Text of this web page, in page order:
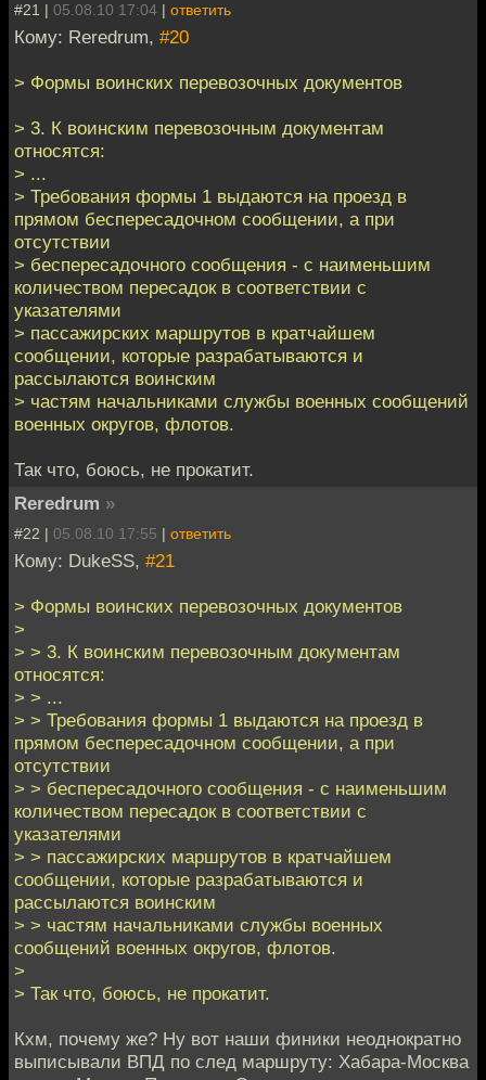
#21 | 05.08.10 17:04 | ответить
Кому: Reredrum, #20
> Формы воинских перевозочных документов
> 3. К воинским перевозочным документам
относятся:
> ...
> Требования формы 1 выдаются на проезд в
прямом беспересадочном сообщении, а при
отсутствии
> беспересадочного сообщения - с наименьшим
количеством пересадок в соответствии с
указателями
> пассажирских маршрутов в кратчайшем
сообщении, которые разрабатываются и
рассылаются воинским
> частям начальниками службы военных сообщений
военных округов, флотов.
Так что, боюсь, не прокатит.
Reredrum »
#22 | 05.08.10 17:55 | ответить
Кому: DukeSS, #21
> Формы воинских перевозочных документов
>
> > 3. К воинским перевозочным документам
относятся:
> > ...
> > Требования формы 1 выдаются на проезд в
прямом беспересадочном сообщении, а при
отсутствии
> > беспересадочного сообщения - с наименьшим
количеством пересадок в соответствии с
указателями
> > пассажирских маршрутов в кратчайшем
сообщении, которые разрабатываются и
рассылаются воинским
> > частям начальниками службы военных
сообщений военных округов, флотов.
>
> Так что, боюсь, не прокатит.
Кхм, почему же? Ну вот наши финики неоднократно
выписывали ВПД по след маршруту: Хабара-Москва